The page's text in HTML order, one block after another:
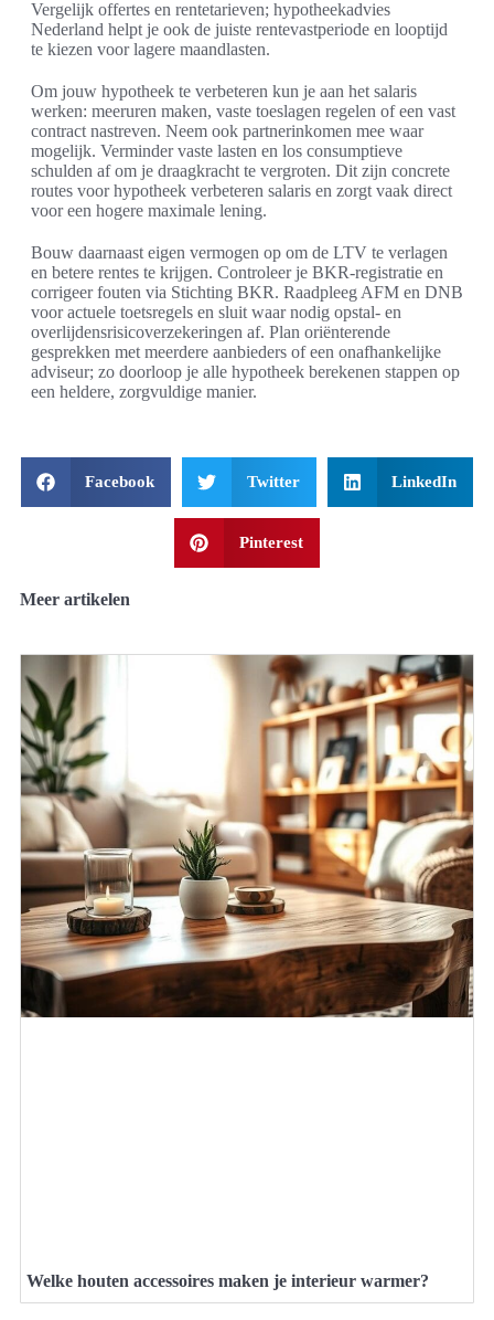
Vergelijk offertes en rentetarieven; hypotheekadvies
Nederland helpt je ook de juiste rentevastperiode en looptijd
te kiezen voor lagere maandlasten.
Om jouw hypotheek te verbeteren kun je aan het salaris
werken: meeruren maken, vaste toeslagen regelen of een vast
contract nastreven. Neem ook partnerinkomen mee waar
mogelijk. Verminder vaste lasten en los consumptieve
schulden af om je draagkracht te vergroten. Dit zijn concrete
routes voor hypotheek verbeteren salaris en zorgt vaak direct
voor een hogere maximale lening.
Bouw daarnaast eigen vermogen op om de LTV te verlagen
en betere rentes te krijgen. Controleer je BKR-registratie en
corrigeer fouten via Stichting BKR. Raadpleeg AFM en DNB
voor actuele toetsregels en sluit waar nodig opstal- en
overlijdensrisicoverzekeringen af. Plan oriënterende
gesprekken met meerdere aanbieders of een onafhankelijke
adviseur; zo doorloop je alle hypotheek berekenen stappen op
een heldere, zorgvuldige manier.
Facebook Twitter LinkedIn
Pinterest
Meer artikelen
Welke houten accessoires maken je interieur warmer?